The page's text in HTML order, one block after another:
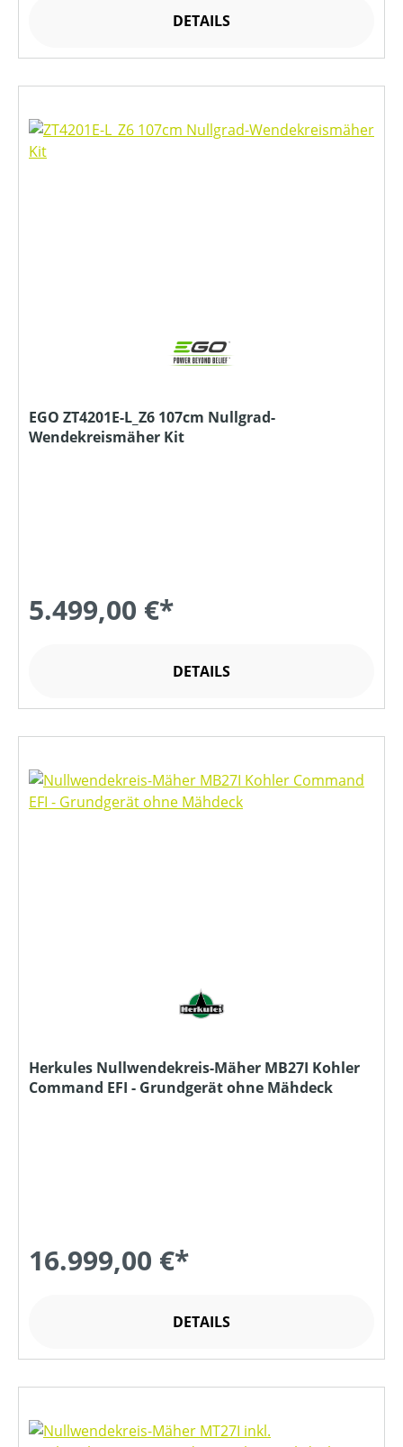
DETAILS
EGO ZT4201E-L_Z6 107cm Nullgrad-
Wendekreismäher Kit
5.499,00 €*
DETAILS
Herkules Nullwendekreis-Mäher MB27I Kohler
Command EFI - Grundgerät ohne Mähdeck
16.999,00 €*
DETAILS